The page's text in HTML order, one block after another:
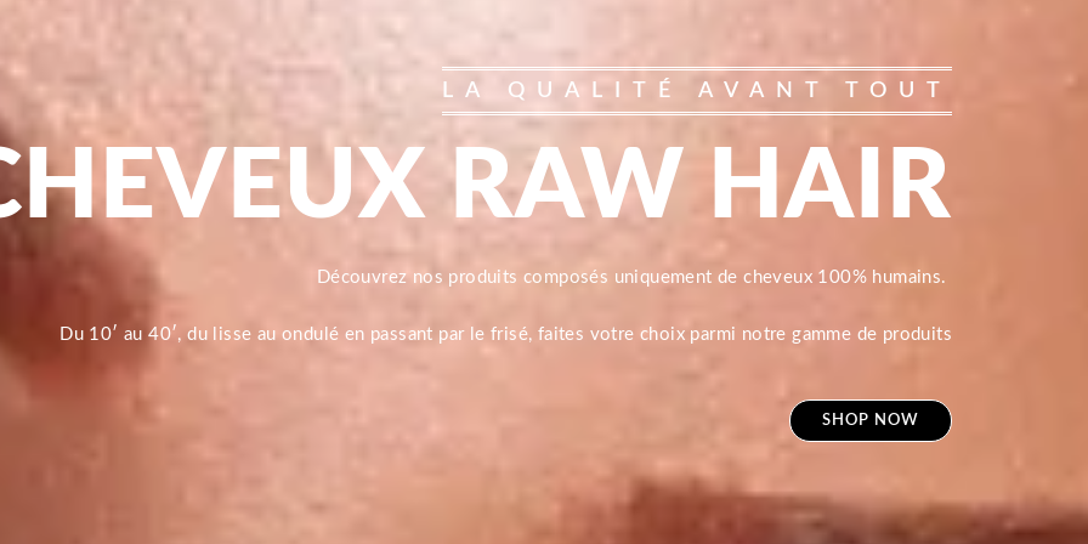
LA QUALITÉ AVANT TOUT
RAW HAIR
Découvrez nos produits composés uniquement de cheveux 100% humains.
Du 10′ au 40′, du lisse au ondulé en passant par le frisé, faites votre choix parmi notre gamme de produits
SHOP NOW